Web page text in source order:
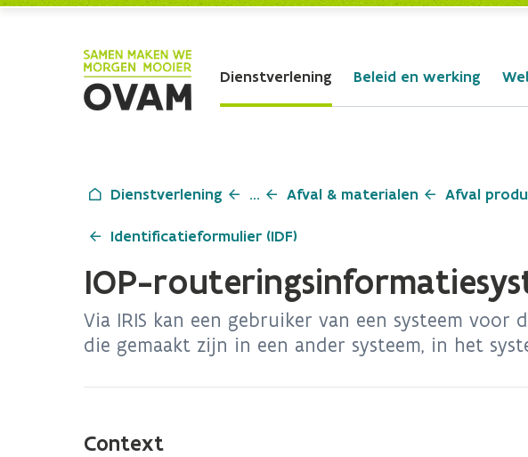
Dienstverlening Beleid en werking
Dienstverlening ... Afval & materialen Afval
Identificatieformulier (IDF)
IOP-
Via IRIS kan een gebruiker van een systeem
die gemaakt zijn in een ander systeem, in het
Context